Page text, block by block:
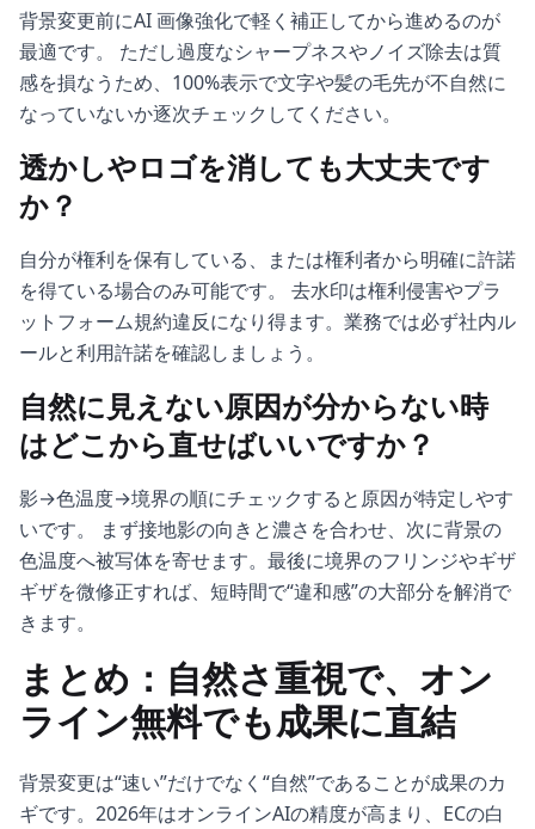
背景変更前にAI 画像強化で軽く補正してから進めるのが
最適です。 ただし過度なシャープネスやノイズ除去は質
感を損なうため、100%表示で文字や髪の毛先が不自然に
なっていないか逐次チェックしてください。
透かしやロゴを消しても大丈夫です
か？
自分が権利を保有している、または権利者から明確に許諾
を得ている場合のみ可能です。 去水印は権利侵害やプラ
ットフォーム規約違反になり得ます。業務では必ず社内ル
ールと利用許諾を確認しましょう。
自然に見えない原因が分からない時
はどこから直せばいいですか？
影→色温度→境界の順にチェックすると原因が特定しやす
いです。 まず接地影の向きと濃さを合わせ、次に背景の
色温度へ被写体を寄せます。最後に境界のフリンジやギザ
ギザを微修正すれば、短時間で“違和感”の大部分を解消で
きます。
まとめ：自然さ重視で、オン
ライン無料でも成果に直結
背景変更は“速い”だけでなく“自然”であることが成果のカ
ギです。2026年はオンラインAIの精度が高まり、ECの白